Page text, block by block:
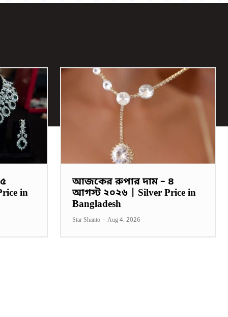
in
আজকের রুপার দাম – ৪
আগস্ট ২০২৬ | Silver Price in
Bangladesh
Star Shanto - Aug 4, 2026